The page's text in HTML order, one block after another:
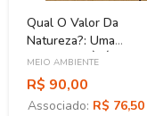
Qual O Valor Da
Natureza?: Uma
Introdução À Ética
Ambiental
MEIO AMBIENTE
R$ 90,00
Associado: R$ 76,50